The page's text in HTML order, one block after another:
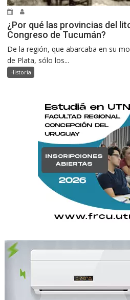
¿Por qué las provincias del
Congreso de Tucumán?
De la región, que abarcaba en su
de Plata, sólo los...
Historia